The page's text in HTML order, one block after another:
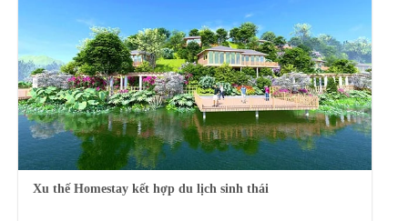
Xu thế Homestay kết hợp du lịch sinh thái